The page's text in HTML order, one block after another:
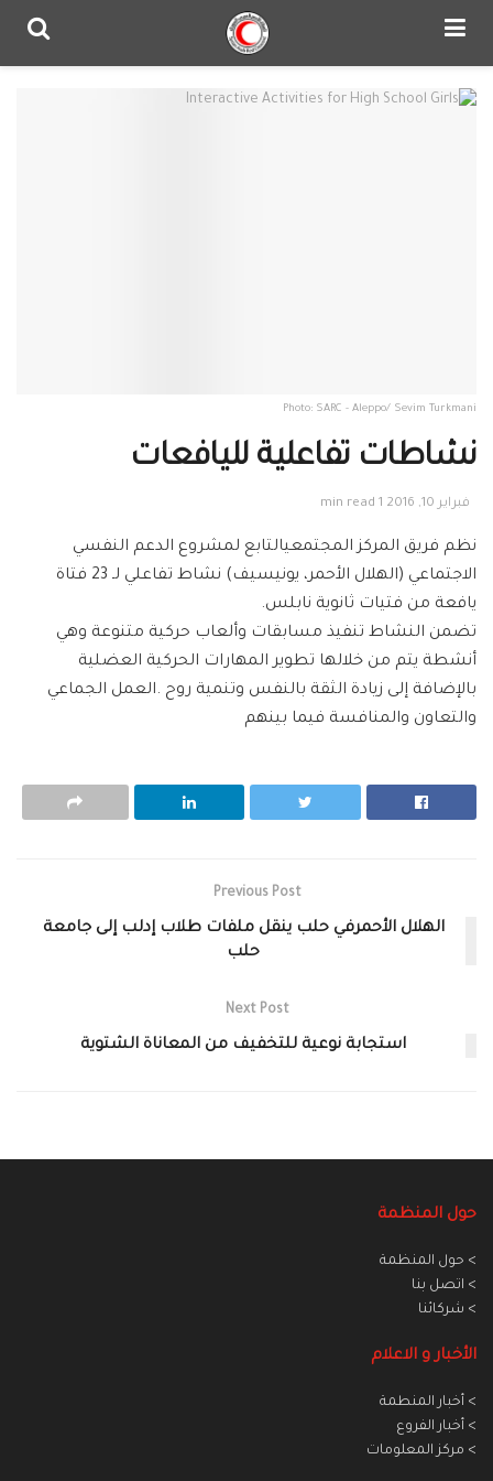
Photo: SARC - Aleppo/ Sevim Turkmani
نشاطات تفاعلية لليافعات
فبراير 10, 2016 1 min read
نظم فريق المركز المجتمعيالتابع لمشروع الدعم النفسي
الاجتماعي (الهلال الأحمر، يونيسيف) نشاط تفاعلي لـ 23 فتاة
يافعة من فتيات ثانوية نابلس.
تضمن النشاط تنفيذ مسابقات وألعاب حركية متنوعة وهي
أنشطة يتم من خلالها تطوير المهارات الحركية العضلية
بالإضافة إلى زيادة الثقة بالنفس وتنمية روح .العمل الجماعي
والتعاون والمنافسة فيما بينهم
Previous Post
الهلال الأحمرفي حلب ينقل ملفات طلاب إدلب إلى جامعة
حلب
Next Post
استجابة نوعية للتخفيف من المعاناة الشتوية
حول المنظمة
> حول المنظمة
> اتصل بنا
> شركائنا
الأخبار و الاعلام
> أخبار المنطمة
> أخبار الفروع
> مركز المعلومات